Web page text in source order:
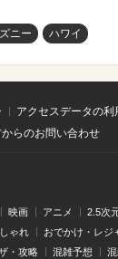
ニー ハワイ
アクセスデータの利
らのお問い合わせ
映画 アニメ 2.5次
ゃれ おでかけ・レジ
・攻略 混雑予想